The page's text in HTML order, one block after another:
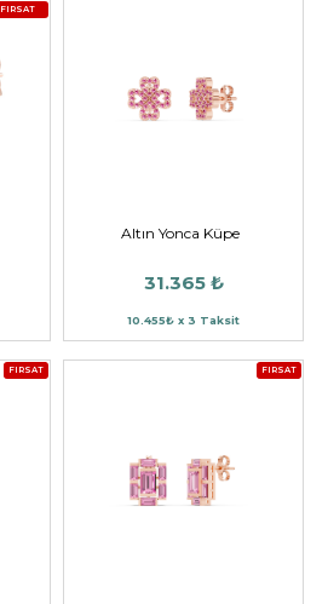
FIRSAT
Altın Yonca Küpe
31.365 ₺
10.455₺ x 3 Taksit
FIRSAT FIRSAT